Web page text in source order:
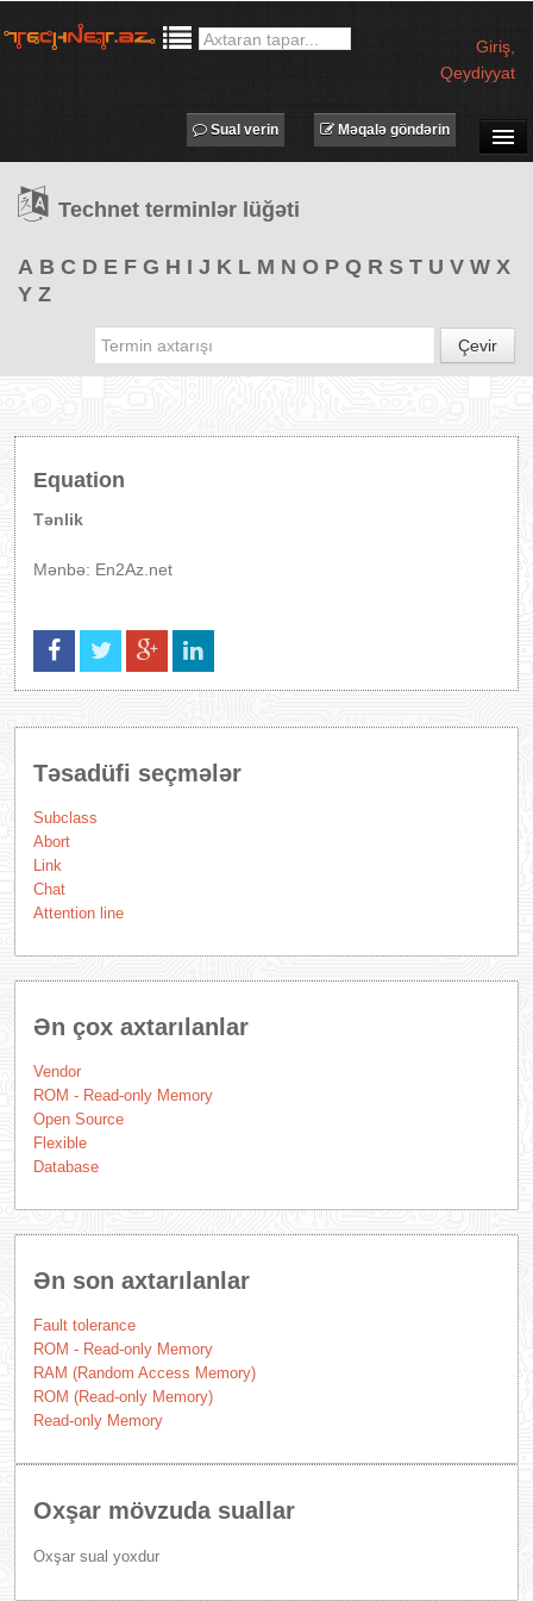
Giriş
Qeydiyyat
TƏDBİRLƏR
PROQRAMLAR
Məqalə göndərin
Sual verin
Technet terminlər lüğəti
A B C D E F G H I J K L M N O P Q R S T U V W X
Y Z
Çevir
Equation
Tənlik
Mənbə: En2Az.net
Təsadüfi seçmələr
Subclass
Abort
Link
Chat
Attention line
Ən çox axtarılanlar
Vendor
ROM - Read-only Memory
Open Source
Flexible
Database
Ən son axtarılanlar
Fault tolerance
ROM - Read-only Memory
RAM (Random Access Memory)
ROM (Read-only Memory)
Read-only Memory
Oxşar mövzuda suallar
Oxşar sual yoxdur